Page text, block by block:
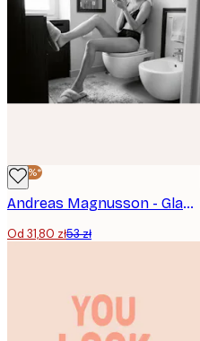
-40%*
Andreas Magnusson - Glamourowa chwila w łazience Plakat
Od 31,80 zł53 zł